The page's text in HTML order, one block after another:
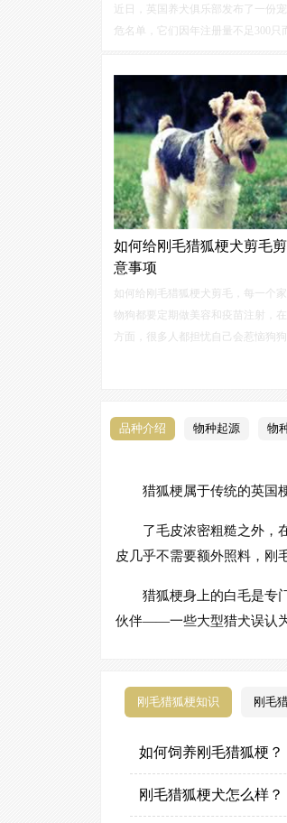
近日，英国养犬俱乐部发布了一份宠
危名单，它们因年注册量不足300只
爱品种，如猎狐犬和迷你牛头梗。
仅可爱，还是非常古老的本土狗...
如何给刚毛猎狐梗犬剪毛
意事项
如何给刚毛猎狐梗犬剪毛，每一个
物狗都要定期做美容和疫苗注射，
方面，很多人都担忧自己会惹恼狗
品种介绍 物种起源 物
猎狐梗属于传统的英国
了毛皮浓密粗糙之外，
皮几乎不需要额外照料，刚
猎狐梗身上的白毛是专
伙伴——一些大型猎犬误认为
刚毛猎狐梗知识 刚毛
如何饲养刚毛猎狐梗？
刚毛猎狐梗犬怎么样？